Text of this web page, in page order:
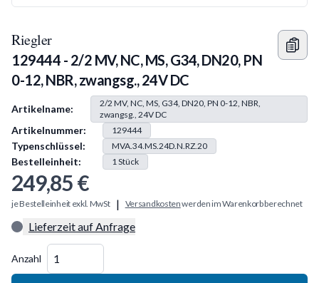
Riegler
129444 - 2/2 MV, NC, MS, G34, DN20, PN
0-12, NBR, zwangsg., 24V DC
Produkt Information
Artikelname:
2/2 MV, NC, MS, G34, DN20, PN 0-12, NBR,
zwangsg., 24V DC
Artikelnummer: 129444
Typenschlüssel: MVA.34.MS.24D.N.RZ.20
Bestelleinheit: 1Stück
249,85 €
je Bestelleinheit exkl. MwSt | Versandkostenwerden im Warenkorb berechnet
Lieferzeit auf Anfrage
Anzahl